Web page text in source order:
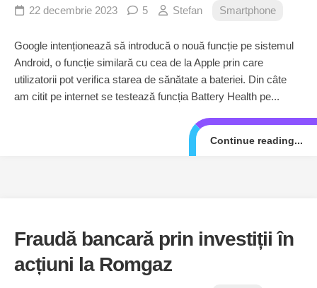
22 decembrie 2023 5 Stefan Smartphone
Google intenționează să introducă o nouă funcție pe sistemul
Android, o funcție similară cu cea de la Apple prin care
utilizatorii pot verifica starea de sănătate a bateriei. Din câte
am citit pe internet se testează funcția Battery Health pe...
Continue reading...
Fraudă bancară prin investiții în
acțiuni la Romgaz